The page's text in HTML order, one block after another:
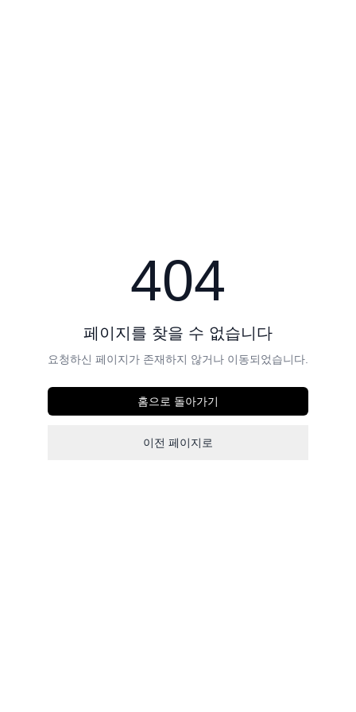
404
페이지를 찾을 수 없습니다
요청하신 페이지가 존재하지 않거나 이동되었습니다.
홈으로 돌아가기
이전 페이지로